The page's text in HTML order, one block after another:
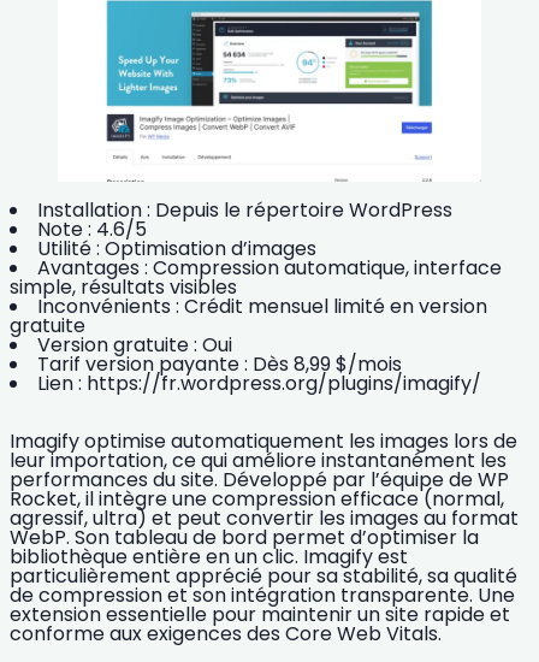
Installation : Depuis le répertoire WordPress
Note : 4.6/5
Utilité : Optimisation d’images
Avantages : Compression automatique, interface
simple, résultats visibles
Inconvénients : Crédit mensuel limité en version
gratuite
Version gratuite : Oui
Tarif version payante : Dès 8,99 $/mois
Lien : https://fr.wordpress.org/plugins/imagify/
Imagifyoptimise automatiquement les images lors de
leur importation, ce qui améliore instantanément les
performances du site. Développé par l’équipe de WP
Rocket, il intègre une compression efficace (normal,
agressif, ultra) et peut convertir les images au format
WebP. Son tableau de bord permet d’optimiser la
bibliothèque entière en un clic. Imagify est
particulièrement apprécié pour sa stabilité, sa qualité
de compression et son intégration transparente. Une
extension essentielle pour maintenir un site rapide et
conforme aux exigences des Core Web Vitals.